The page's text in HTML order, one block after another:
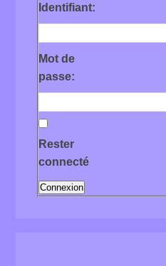
Identifiant:
Mot de
passe:
Rester
connecté
Connexion